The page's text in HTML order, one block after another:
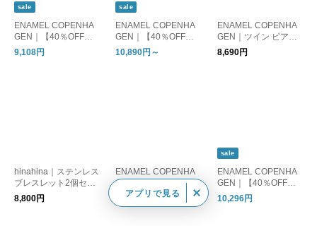
sale
ENAMEL COPENHA
GEN｜【40％OFF】
カレア ピアス
9,108円
sale
ENAMEL COPENHA
GEN｜【40％OFF】
スクエア ピアス【ギ
フト】
10,890円～
ENAMEL COPENHA
GEN｜ツイン ピアス
【ギフト】
8,690円
hinahina｜ステンレス
ブレスレット2個セッ
ト
8,800円
ENAMEL COPENHA
GEN｜【40％OFF】
アモーレ ピアス
15,950円
sale
ENAMEL COPENHA
GEN｜【40％OFF】
シグニフィカント ピ
アス
10,296円
アプリで見る